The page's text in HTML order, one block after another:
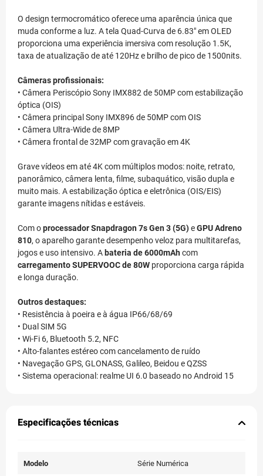
O design termocromático oferece uma aparência única que
muda conforme a luz. A tela Quad-Curva de 6.83" em OLED
proporciona uma experiência imersiva com resolução 1.5K,
taxa de atualização de até 120Hz e brilho de pico de 1500nits.
Câmeras profissionais:
• Câmera Periscópio Sony IMX882 de 50MP com estabilização
óptica (OIS)
• Câmera principal Sony IMX896 de 50MP com OIS
• Câmera Ultra-Wide de 8MP
• Câmera frontal de 32MP com gravação em 4K
Grave vídeos em até 4K com múltiplos modos: noite, retrato,
panorâmico, câmera lenta, filme, subaquático, visão dupla e
muito mais. A estabilização óptica e eletrônica (OIS/EIS)
garante imagens nítidas e estáveis.
Com oprocessador Snapdragon 7s Gen 3 (5G)eGPU Adreno
810, o aparelho garante desempenho veloz para multitarefas,
jogos e uso intensivo. A bateria de 6000mAhcom
carregamento SUPERVOOC de 80W proporciona carga rápida
e longa duração.
Outros destaques:
• Resistência à poeira e à água IP66/68/69
• Dual SIM 5G
• Wi-Fi 6, Bluetooth 5.2, NFC
• Alto-falantes estéreo com cancelamento de ruído
• Navegação GPS, GLONASS, Galileo, Beidou e QZSS
• Sistema operacional: realme UI 6.0 baseado no Android 15
Especificações técnicas
Modelo Série Numérica